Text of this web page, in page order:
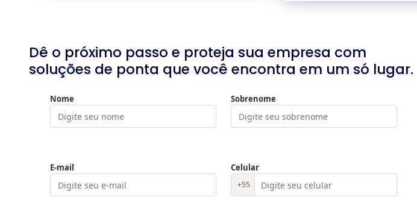
Dê o próximo passo e proteja sua empresa com
soluções de ponta que você encontra em um só lugar.
Nome Sobrenome
E-mail Celular
+55